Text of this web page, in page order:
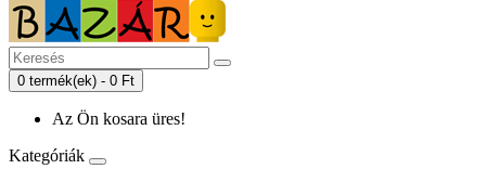
0 termék(ek) - 0 Ft
Az Ön kosara üres!
Kategóriák